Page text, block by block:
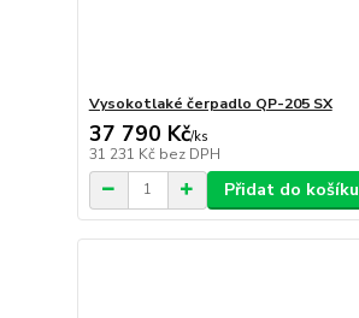
Vysokotlaké čerpadlo QP-205 SX
37 790 Kč/ks
31 231 Kč bez DPH
Přidat do košíku